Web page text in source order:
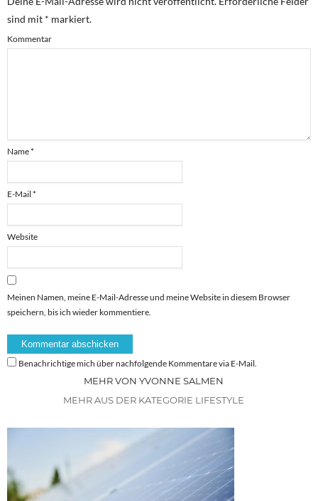
sind mit * markiert.
Kommentar
Name*
E-Mail *
Website
Meinen Namen, meine E-Mail-Adresse und meine Website in diesem Browser
speichern, bis ich wieder kommentiere.
Benachrichtige mich über nachfolgende Kommentare via E-Mail.
MEHR VON YVONNE SALMEN
MEHR AUS DER KATEGORIE LIFESTYLE